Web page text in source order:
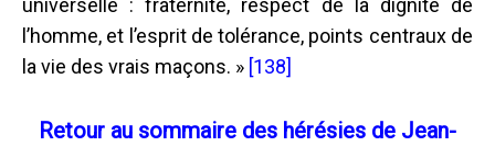
universelle : fraternité, respect de la dignité de
l’homme, et l’esprit de tolérance, points centraux de
la vie des vrais maçons. » [138]
Retour au sommaire des hérésies de Jean-